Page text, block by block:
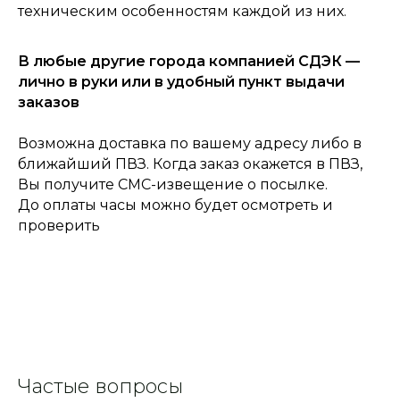
Главная Каталог
Консультация Корзина
техническим особенностям каждой из них.
В любые другие города компанией СДЭК —
лично в руки или в удобный пункт выдачи
заказов
Возможна доставка по вашему адресу либо в
ближайший ПВЗ. Когда заказ окажется в ПВЗ,
Вы получите СМС-извещение о посылке.
До оплаты часы можно будет осмотреть и
проверить
Частые вопросы